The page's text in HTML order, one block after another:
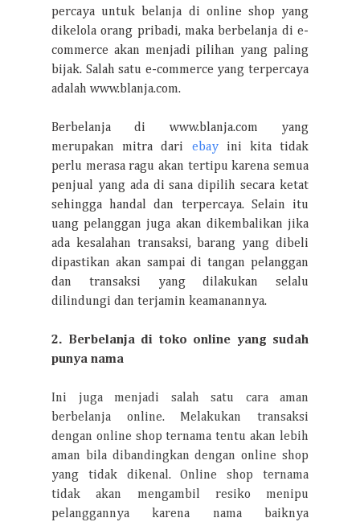
percaya untuk belanja di online shop yang
dikelola orang pribadi, maka berbelanja di e-
commerce akan menjadi pilihan yang paling
bijak. Salah satu e-commerce yang terpercaya
adalah www.blanja.com.
Berbelanja di www.blanja.com yang
merupakan mitra dari ebayini kita tidak
perlu merasa ragu akan tertipu karena semua
penjual yang ada di sana dipilih secara ketat
sehingga handal dan terpercaya. Selain itu
uang pelanggan juga akan dikembalikan jika
ada kesalahan transaksi, barang yang dibeli
dipastikan akan sampai di tangan pelanggan
dan transaksi yang dilakukan selalu
dilindungi dan terjamin keamanannya.
2. Berbelanja di toko online yang sudah
punya nama
Ini juga menjadi salah satu cara aman
berbelanja online. Melakukan transaksi
dengan online shop ternama tentu akan lebih
aman bila dibandingkan dengan online shop
yang tidak dikenal. Online shop ternama
tidak akan mengambil resiko menipu
pelanggannya karena nama baiknya